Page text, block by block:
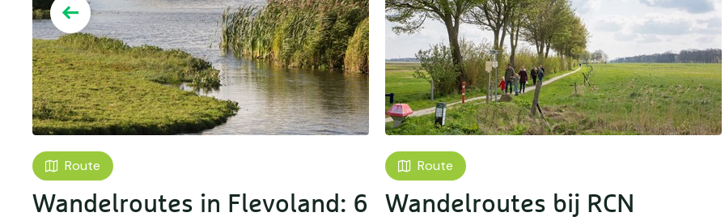
Route
Wandelroutes in Flevoland: 6
Route
Wandelroutes bij RCN